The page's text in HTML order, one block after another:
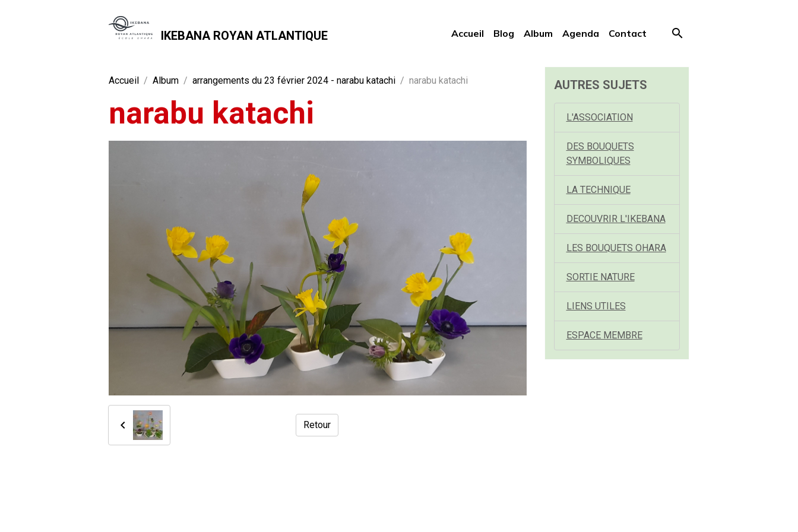
IKEBANA ROYAN ATLANTIQUE Accueil Blog Album Agenda Contact
Accueil Album arrangements du 23 février 2024 - narabu katachi narabu katachi
narabu katachi
Retour
AUTRES SUJETS
L'ASSOCIATION
DES BOUQUETS
SYMBOLIQUES
LA TECHNIQUE
DECOUVRIR L'IKEBANA
LES BOUQUETS OHARA
SORTIE NATURE
LIENS UTILES
ESPACE MEMBRE